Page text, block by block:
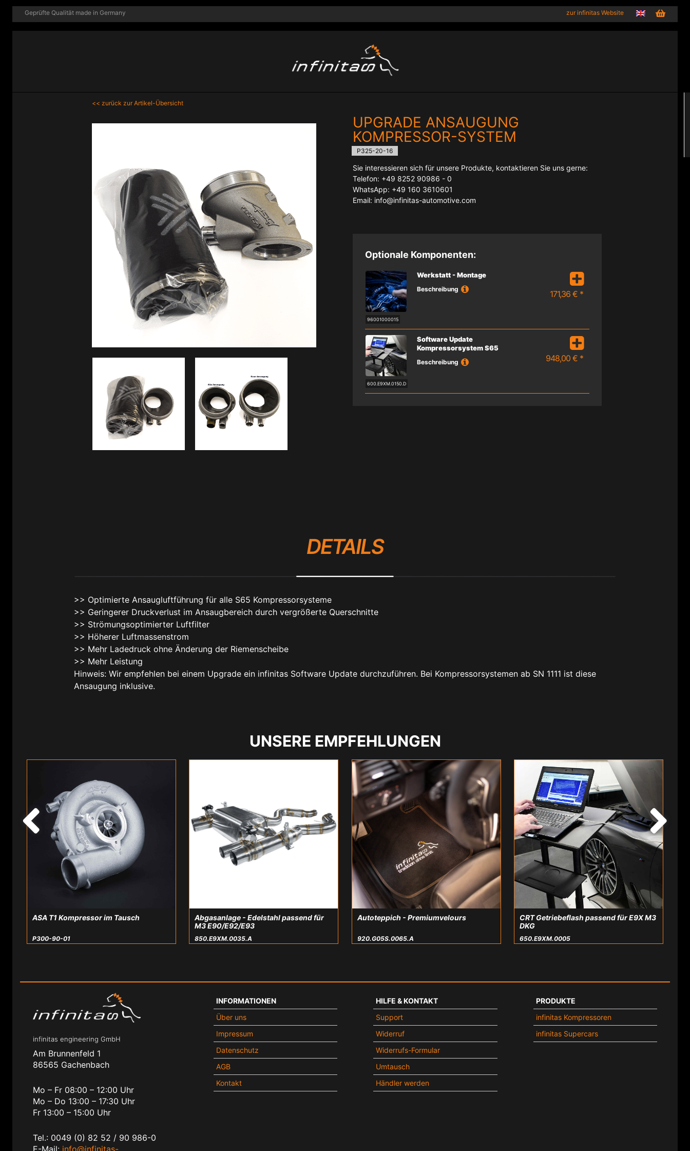
Geprüfte Qualität made in Germany zur infinitas Website
<< zurück zur Artikel-Übersicht
UPGRADE ANSAUGUNG
KOMPRESSOR-SYSTEM
P325-20-16
Sie interessieren sich für unsere Produkte, kontaktieren Sie uns gerne:
Telefon: +49 8252 90986 - 0
WhatsApp: +49 160 3610601
Email: info@infinitas-automotive.com
Optionale Komponenten:
96001000015
Werkstatt - Montage
Beschreibung 171,36 € *
600.E9XM.0150.D
Software Update
Kompressorsystem S65
Beschreibung 948,00 € *
DETAILS
>> Optimierte Ansaugluftführung für alle S65 Kompressorsysteme
>> Geringerer Druckverlust im Ansaugbereich durch vergrößerte Querschnitte
>> Strömungsoptimierter Luftfilter
>> Höherer Luftmassenstrom
>> Mehr Ladedruck ohne Änderung der Riemenscheibe
>> Mehr Leistung
Hinweis: Wir empfehlen bei einem Upgrade ein infinitas Software Update durchzuführen. Bei Kompressorsystemen ab SN 1111 ist diese
Ansaugung inklusive.
UNSERE EMPFEHLUNGEN
ASA T1 Kompressor im Tausch
P300-90-01
Abgasanlage - Edelstahl passend für
M3 E90/E92/E93
850.E9XM.0035.A
Autoteppich - Premiumvelours
920.G05S.0065.A
CRT Getriebeflash passend für E9X M3
DKG
650.E9XM.0005
infinitas engineering GmbH
Am Brunnenfeld 1
86565 Gachenbach
Mo – Fr 08:00 – 12:00 Uhr
Mo – Do 13:00 – 17:30 Uhr
Fr 13:00 – 15:00 Uhr
Tel.: 0049 (0) 82 52 / 90 986-0
INFORMATIONEN
Über uns
Impressum
Datenschutz
AGB
Kontakt
HILFE & KONTAKT
Support
Widerruf
Widerrufs-Formular
Umtausch
Händler werden
PRODUKTE
infinitas Kompressoren
infinitas Supercars